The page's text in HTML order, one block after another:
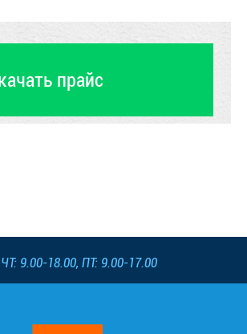
прайс
9.00-18.00, ПТ: 9.00-17.00